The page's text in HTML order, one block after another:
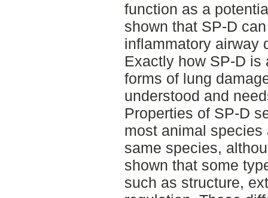
function as a
shown that SP-D
inflammatory airway
Exactly how SP-D is
forms of lung
understood and
Properties of SP-D
most animal
same species,
shown that some
such as structure,